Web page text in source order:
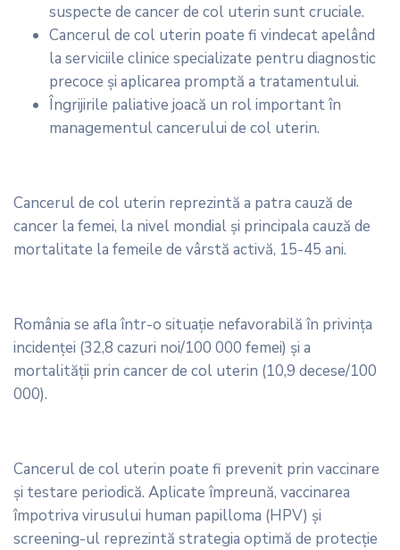
suspecte de cancer de col uterin sunt cruciale.
Cancerul de col uterin poate fi vindecat apelând
la serviciile clinice specializate pentru diagnostic
precoce și aplicarea promptă a tratamentului.
Îngrijirile paliative joacă un rol important în
managementul cancerului de col uterin.
Cancerul de col uterin reprezintă a patra cauză de
cancer la femei, la nivel mondial și principala cauză de
mortalitate la femeile de vârstă activă, 15-45 ani.
România se afla într-o situație nefavorabilă în privința
incidenței (32,8 cazuri noi/100 000 femei) și a
mortalității prin cancer de col uterin (10,9 decese/100
000).
Cancerul de col uterin poate fi prevenit prin vaccinare
și testare periodică. Aplicate împreună, vaccinarea
împotriva virusului human papilloma (HPV) și
screening-ul reprezintă strategia optimă de protecție